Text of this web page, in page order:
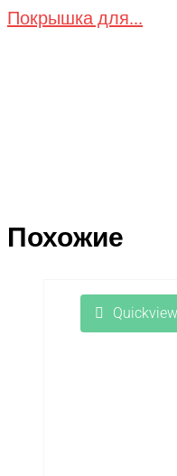
Покрышка для...
Похожие
Quickview